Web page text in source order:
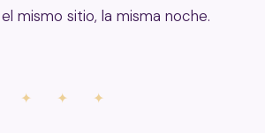
mismo sitio, la misma noche.
✦ ✦ ✦